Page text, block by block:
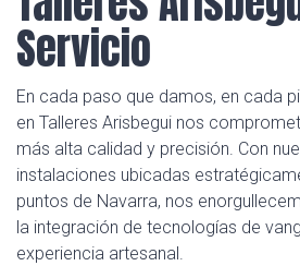
Servicio
En cada paso que damos, en cada
en Talleres Arisbegui nos
más alta calidad y precisión. Con
instalaciones ubicadas
puntos de Navarra, nos
la integración de tecnologías de
experiencia artesanal.